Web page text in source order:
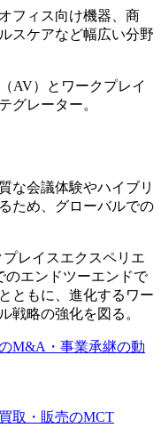
フィス向け機器、商
スケアなど幅広い分野
AV）とワークプレイ
グレーター。
な会議体験やハイブリ
ため、グローバルでの
レイスエクスペリエ
のエンドツーエンドで
ともに、進化するワー
戦略の強化を図る。
M&A・事業承継の動
取・販売のMCT